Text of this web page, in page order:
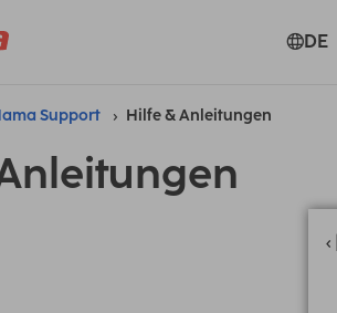
DE
Support Hilfe & Anleitungen